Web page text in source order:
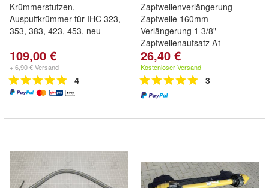
Krümmerstutzen,
Auspuffkrümmer für IHC 323,
353, 383, 423, 453, neu
109,00 €
+ 6,90 € Versand
4
Zapfwellenverlängerung
Zapfwelle 160mm
Verlängerung 1 3/8"
Zapfwellenaufsatz A1
26,40 €
Kostenloser Versand
3